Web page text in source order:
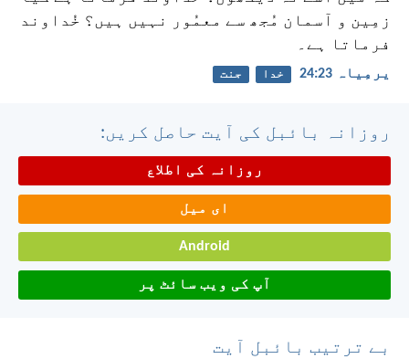
زمِین و آسمان مُجھ سے معمُور نہیں ہیں؟ خُداوند
فرماتا ہے۔
یرمِیاہ 23:‏24 خدا جنت
روزانہ بائبل کی آیت حاصل کریں:
روزانہ کی اطلاع
ای میل
Android
آپ کی ویب سائٹ پر
بے ترتیب بائبل آیت